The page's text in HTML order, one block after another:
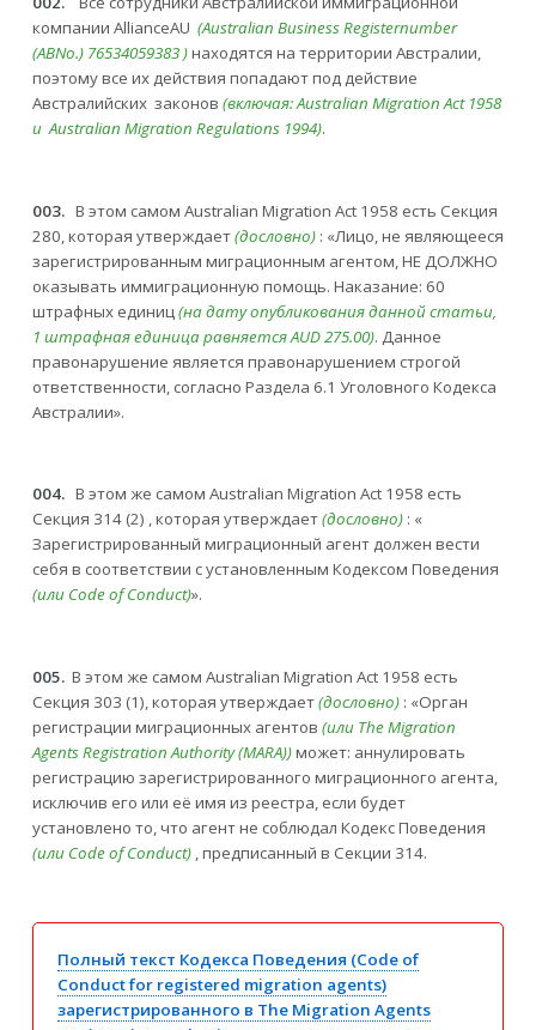
компании AllianceAU (Australian BusinessRegisternumber
(ABNo.) 76534059383 )находятся на территории Австралии,
поэтому все их действия попадают под действие
Австралийских законов (включая:Australian MigrationAct1958
и Australian Migration Regulations1994).
003.В этом самом Australian Migration Act 1958 есть Секция
280, которая утверждает(дословно): «Лицо, не являющееся
зарегистрированным миграционным агентом, НЕ ДОЛЖНО
оказывать иммиграционную помощь. Наказание: 60
штрафных единиц (на дату опубликования данной статьи,
1 штрафная единица равняетсяAUD275.00). Данное
правонарушение является правонарушением строгой
ответственности, согласно Раздела 6.1 Уголовного Кодекса
Австралии».
004.В этом же самом Australian Migration Act 1958 есть
Секция 314 (2) , которая утверждает(дословно): «
Зарегистрированный миграционный агент должен вести
себя в соответствии с установленным Кодексом Поведения
(или Code of Conduct)».
005.В этом же самом Australian Migration Act 1958 есть
Секция 303 (1), которая утверждает(дословно): «Орган
регистрации миграционных агентов (или The Migration
Agents Registration Authority (MARA))может: аннулировать
регистрацию зарегистрированного миграционного агента,
исключив его или её имя из реестра, если будет
установлено то, что агент не соблюдал Кодекс Поведения
(или CodeofConduct), предписанный в Секции 314.
Полный текст Кодекса Поведения (Code of
Conduct for registered migration agents)
зарегистрированного в The Migration Agents